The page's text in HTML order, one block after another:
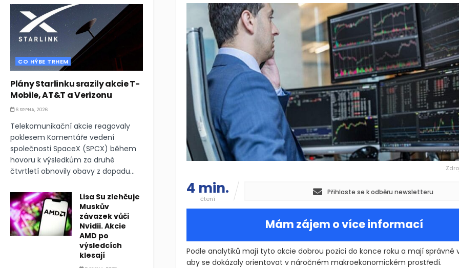
4 min.
čtení
Přihlaste se k odběru newsletteru
Mám zájem o více informací
Podle analytiků mají tyto akcie dobrou pozici do konce roku a mají správné
aby se dokázaly orientovat v náročném makroekonomickém prostředí.
CO HÝBE TRHEM
Plány Starlinku srazily akcie T-
Mobile, AT&T a Verizonu
6 SRPNA, 2026
Telekomunikační akcie reagovaly
poklesem Komentáře vedení
společnosti SpaceX (SPCX) během
hovoru k výsledkům za druhé
čtvrtletí obnovily obavy z dopadu...
Lisa Su zlehčuje
Muskův
závazek vůči
Nvidii. Akcie
AMD po
výsledcích
klesají